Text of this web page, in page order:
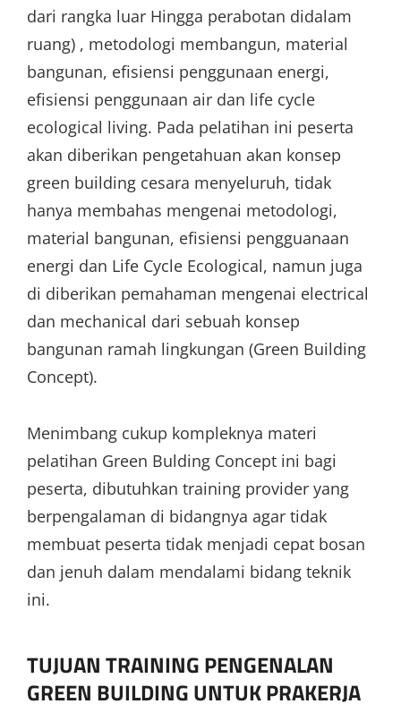
dari rangka luar Hingga perabotan didalam
ruang) , metodologi membangun, material
bangunan, efisiensi penggunaan energi,
efisiensi penggunaan air dan life cycle
ecological living. Pada pelatihan ini peserta
akan diberikan pengetahuan akan konsep
green building cesara menyeluruh, tidak
hanya membahas mengenai metodologi,
material bangunan, efisiensi pengguanaan
energi dan Life Cycle Ecological, namun juga
di diberikan pemahaman mengenai electrical
dan mechanical dari sebuah konsep
bangunan ramah lingkungan (Green Building
Concept).
Menimbang cukup kompleknya materi
pelatihan Green Bulding Concept ini bagi
peserta, dibutuhkan training provider yang
berpengalaman di bidangnya agar tidak
membuat peserta tidak menjadi cepat bosan
dan jenuh dalam mendalami bidang teknik
ini.
TUJUAN TRAINING PENGENALAN
GREEN BUILDING UNTUK PRAKERJA